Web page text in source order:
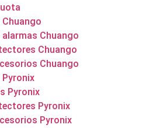
alarmas Chuango
Chuango
Chuango
Pyronix
Pyronix
Pyronix